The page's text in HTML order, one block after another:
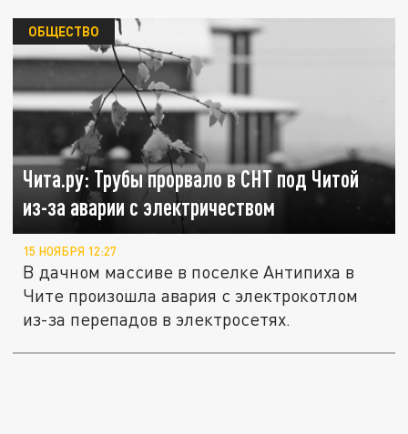
Чита.ру: Трубы прорвало в СНТ под Читой
из-за аварии с электричеством
ОБЩЕСТВО
15 НОЯБРЯ 12:27
В дачном массиве в поселке Антипиха в
Чите произошла авария с электрокотлом
из-за перепадов в электросетях.